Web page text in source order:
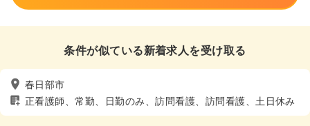
条件が似ている新着求人を受け取る
春日部市
正看護師、常勤、日勤のみ、訪問看護、訪問看護、土日休み